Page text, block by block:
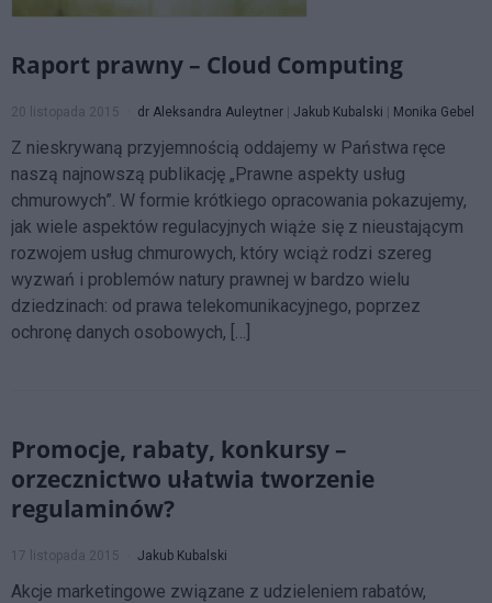
Raport prawny – Cloud Computing
20 listopada 2015 dr Aleksandra Auleytner | Jakub Kubalski | Monika Gebel
Z nieskrywaną przyjemnością oddajemy w Państwa ręce
naszą najnowszą publikację „Prawne aspekty usług
chmurowych”. W formie krótkiego opracowania pokazujemy,
jak wiele aspektów regulacyjnych wiąże się z nieustającym
rozwojem usług chmurowych, który wciąż rodzi szereg
wyzwań i problemów natury prawnej w bardzo wielu
dziedzinach: od prawa telekomunikacyjnego, poprzez
ochronę danych osobowych, […]
Promocje, rabaty, konkursy –
orzecznictwo ułatwia tworzenie
regulaminów?
17 listopada 2015 Jakub Kubalski
Akcje marketingowe związane z udzieleniem rabatów,